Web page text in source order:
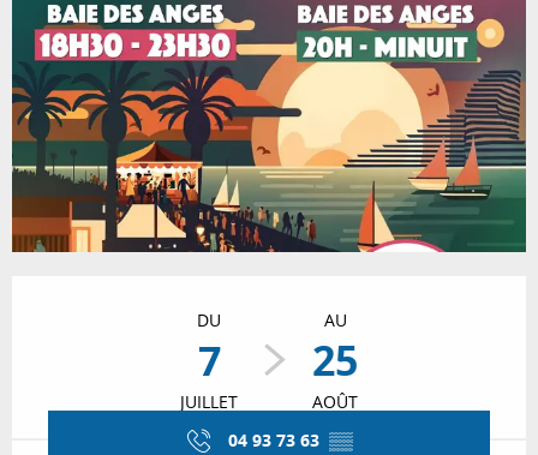
DU
7
JUILLET
AU
25
AOÛT
04 93 73 63 ▒▒